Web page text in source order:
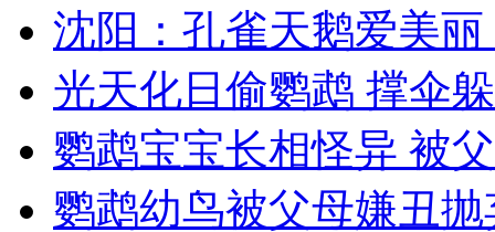
女孩北京地铁殴打老人 痛下狠手拳打脚踢
无痛分娩是否安全 医生回应
外交部：反对强权政治霸凌主义
沈阳：孔雀天鹅爱美
光天化日偷鹦鹉 撑伞
鹦鹉宝宝长相怪异 被
鹦鹉幼鸟被父母嫌丑抛